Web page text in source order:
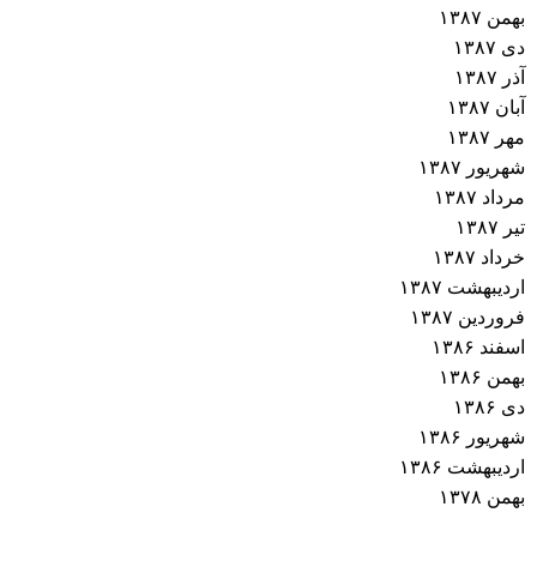
بهمن ۱۳۸۷
دی ۱۳۸۷
آذر ۱۳۸۷
آبان ۱۳۸۷
مهر ۱۳۸۷
شهریور ۱۳۸۷
مرداد ۱۳۸۷
تیر ۱۳۸۷
خرداد ۱۳۸۷
اردیبهشت ۱۳۸۷
فروردین ۱۳۸۷
اسفند ۱۳۸۶
بهمن ۱۳۸۶
دی ۱۳۸۶
شهریور ۱۳۸۶
اردیبهشت ۱۳۸۶
بهمن ۱۳۷۸